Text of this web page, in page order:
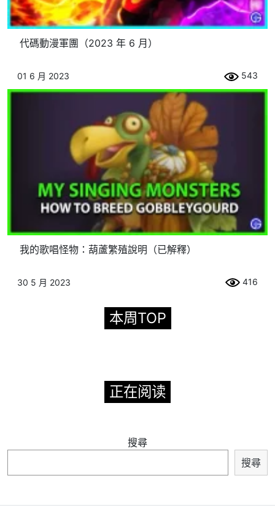
代碼動漫軍團（2023 年 6 月）
01 6 月 2023 543
我的歌唱怪物：葫蘆繁殖說明（已解釋）
30 5 月 2023 416
本周TOP
正在阅读
搜尋
搜尋